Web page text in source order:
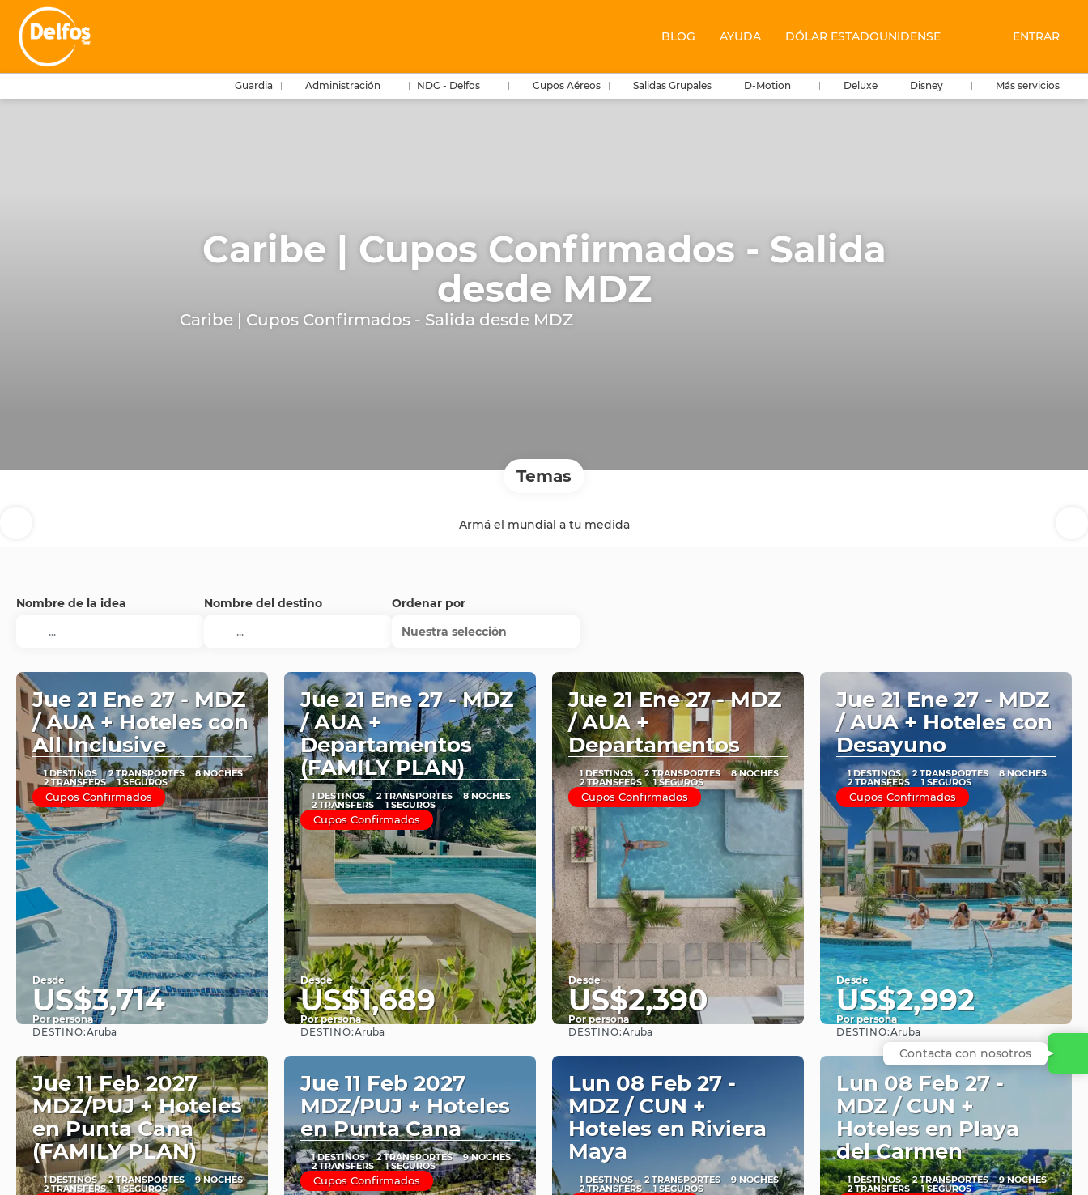
BLOG AYUDA DÓLAR ESTADOUNIDENSE ENTRAR
Guardia Administración NDC - Delfos Cupos Aéreos Salidas Grupales D-Motion Deluxe Disney Más servicios
Caribe | Cupos Confirmados - Salida
desde MDZ
Caribe | Cupos Confirmados - Salida desde MDZ
Temas
Armá el mundial a tu medida
Nombre de la idea Nombre del destino
Ordenar por
Nuestra selección
Jue 21 Ene 27 - MDZ
/ AUA + Hoteles con
All Inclusive
1 DESTINOS 2 TRANSPORTES 8 NOCHES
2 TRANSFERS 1 SEGUROS
Cupos Confirmados
Desde
US$3,714
Por persona
DESTINO:Aruba
Jue 21 Ene 27 - MDZ
/ AUA +
Departamentos
(FAMILY PLAN)
1 DESTINOS 2 TRANSPORTES 8 NOCHES
2 TRANSFERS 1 SEGUROS
Cupos Confirmados
Desde
US$1,689
Por persona
DESTINO:Aruba
Jue 21 Ene 27 - MDZ
/ AUA +
Departamentos
1 DESTINOS 2 TRANSPORTES 8 NOCHES
2 TRANSFERS 1 SEGUROS
Cupos Confirmados
Desde
US$2,390
Por persona
DESTINO:Aruba
Jue 21 Ene 27 - MDZ
/ AUA + Hoteles con
Desayuno
1 DESTINOS 2 TRANSPORTES 8 NOCHES
2 TRANSFERS 1 SEGUROS
Cupos Confirmados
Desde
US$2,992
Por persona
Ver
DESTINO:Aruba
Jue 11 Feb 2027
MDZ/PUJ + Hoteles
en Punta Cana
(FAMILY PLAN)
1 DESTINOS 2 TRANSPORTES 9 NOCHES
2 TRANSFERS 1 SEGUROS
Jue 11 Feb 2027
MDZ/PUJ + Hoteles
en Punta Cana
1 DESTINOS 2 TRANSPORTES 9 NOCHES
2 TRANSFERS 1 SEGUROS
Cupos Confirmados
Lun 08 Feb 27 -
MDZ / CUN +
Hoteles en Riviera
Maya
1 DESTINOS 2 TRANSPORTES 9 NOCHES
2 TRANSFERS 1 SEGUROS
Lun 08 Feb 27 -
MDZ / CUN +
Hoteles en Playa
del Carmen
1 DESTINOS 2 TRANSPORTES 9 NOCHES
2 TRANSFERS 1 SEGUROS
Contacta con nosotros